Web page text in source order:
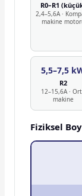
R0–R1
2,4–5,6A ·
makine
5,5–7,5
R2
12–15,6A ·
makine
Fiziksel